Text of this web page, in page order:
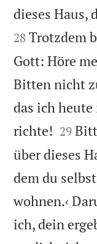
dieses Haus,
28 Trotzdem
Gott: Höre
Bitten nicht
das ich
richte! 

29
über dieses
dem du
wohnen.‹
ich, dein